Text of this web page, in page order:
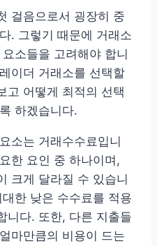
걸음으로서 굉장히 중
. 그렇기 때문에 거래소
소들을 고려해야 합니
이더 거래소를 선택할
고 어떻게 최적의 선택
하겠습니다.
소는 거래수수료입니
한 요인 중 하나이며,
크게 달라질 수 있습니
한 낮은 수수료를 적용
니다. 또한, 다른 지출들
마만큼의 비용이 드는